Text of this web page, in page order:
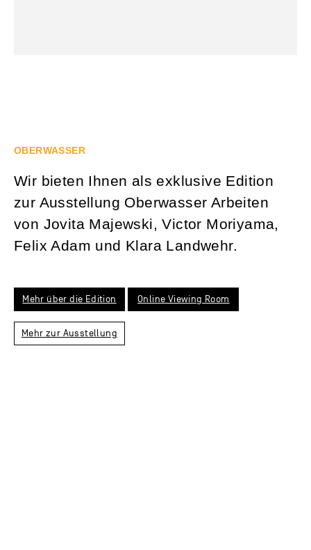
OBERWASSER
Wir bieten Ihnen als exklusive Edition
zur Ausstellung Oberwasser Arbeiten
von Jovita Majewski, Victor Moriyama,
Felix Adam und Klara Landwehr.
Mehr über die Edition Online Viewing Room
Mehr zur Ausstellung